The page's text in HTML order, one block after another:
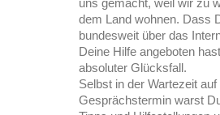
uns gemacht, weil wir zu
dem Land wohnen. Dass
bundesweit über das
Deine Hilfe angeboten
absoluter Glücksfall.
Selbst in der Wartezeit auf
Gesprächstermin warst